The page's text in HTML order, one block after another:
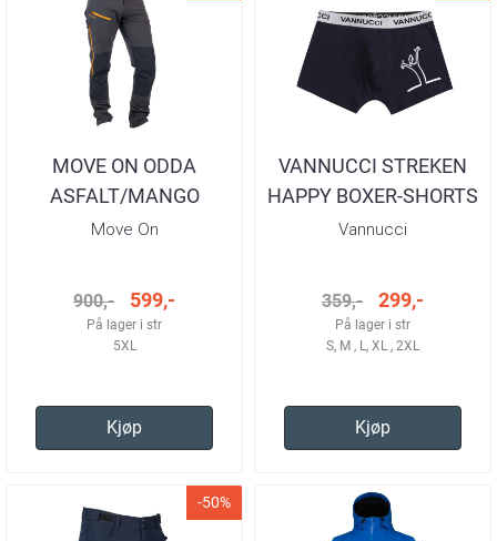
MOVE ON ODDA
ASFALT/MANGO
TURBUKSE HERRE
Move On
900,- 599,-
På lager i str
5XL
Kjøp
VANNUCCI STREKEN
HAPPY BOXER-SHORTS
2PK
Vannucci
359,- 299,-
På lager i str
S, M , L, XL , 2XL
Kjøp
-50%